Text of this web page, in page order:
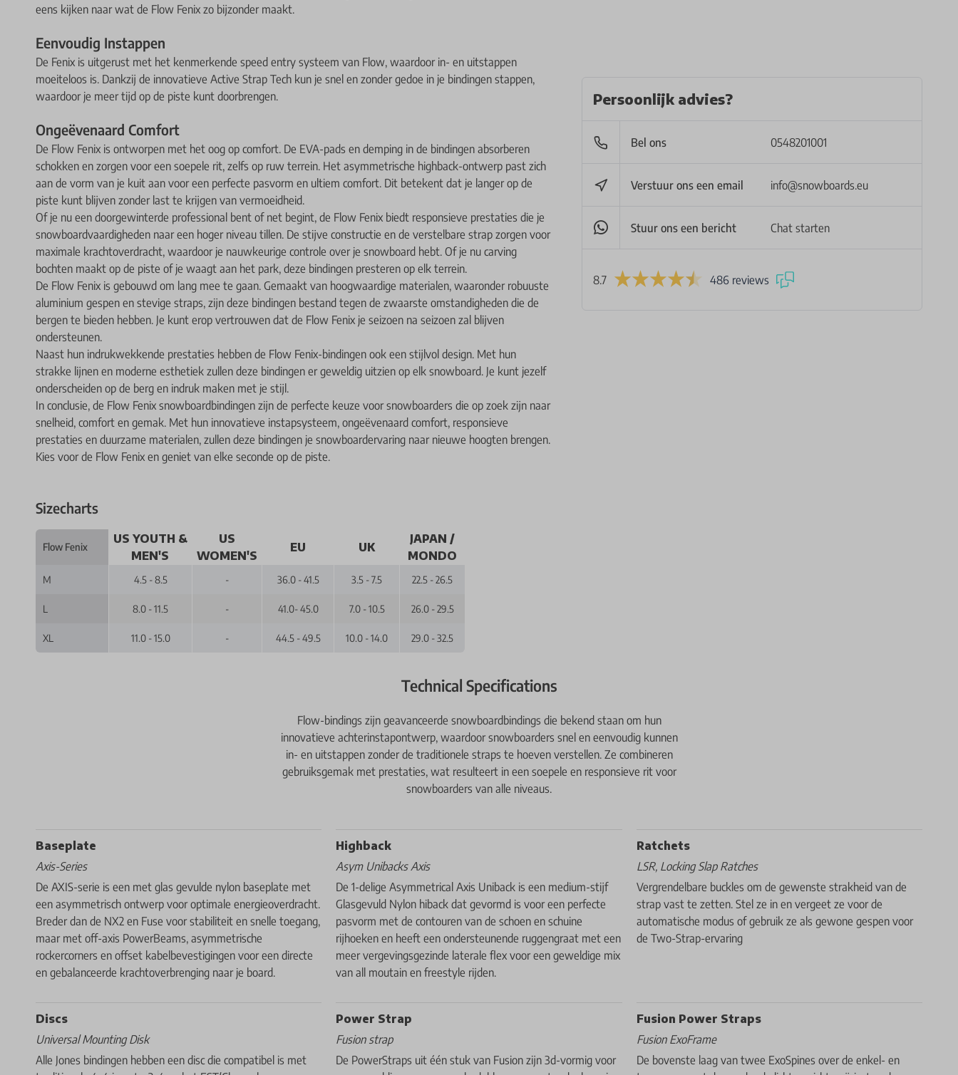
eens kijken naar wat de Flow Fenix zo bijzonder maakt.
Eenvoudig Instappen
De Fenix is uitgerust met het kenmerkende speed entry systeem van Flow, waardoor in- en uitstappen
moeiteloos is. Dankzij de innovatieve Active Strap Tech kun je snel en zonder gedoe in je bindingen stappen,
waardoor je meer tijd op de piste kunt doorbrengen.
Ongeëvenaard Comfort
De Flow Fenix is ontworpen met het oog op comfort. De EVA-pads en demping in de bindingen absorberen
schokken en zorgen voor een soepele rit, zelfs op ruw terrein. Het asymmetrische highback-ontwerp past zich
aan de vorm van je kuit aan voor een perfecte pasvorm en ultiem comfort. Dit betekent dat je langer op de
piste kunt blijven zonder last te krijgen van vermoeidheid.
Of je nu een doorgewinterde professional bent of net begint, de Flow Fenix biedt responsieve prestaties die je
snowboardvaardigheden naar een hoger niveau tillen. De stijve constructie en de verstelbare strap zorgen voor
maximale krachtoverdracht, waardoor je nauwkeurige controle over je snowboard hebt. Of je nu carving
bochten maakt op de piste of je waagt aan het park, deze bindingen presteren op elk terrein.
De Flow Fenix is gebouwd om lang mee te gaan. Gemaakt van hoogwaardige materialen, waaronder robuuste
aluminium gespen en stevige straps, zijn deze bindingen bestand tegen de zwaarste omstandigheden die de
bergen te bieden hebben. Je kunt erop vertrouwen dat de Flow Fenix je seizoen na seizoen zal blijven
ondersteunen.
Naast hun indrukwekkende prestaties hebben de Flow Fenix-bindingen ook een stijlvol design. Met hun
strakke lijnen en moderne esthetiek zullen deze bindingen er geweldig uitzien op elk snowboard. Je kunt jezelf
onderscheiden op de berg en indruk maken met je stijl.
In conclusie, de Flow Fenix snowboardbindingen zijn de perfecte keuze voor snowboarders die op zoek zijn naar
snelheid, comfort en gemak. Met hun innovatieve instapsysteem, ongeëvenaard comfort, responsieve
prestaties en duurzame materialen, zullen deze bindingen je snowboardervaring naar nieuwe hoogten brengen.
Kies voor de Flow Fenix en geniet van elke seconde op de piste.
Sizecharts
Flow Fenix
US YOUTH &
MEN'S
US
WOMEN'S
EU UK
JAPAN /
MONDO
M 4.5 - 8.5 - 36.0 - 41.5 3.5 - 7.5 22.5 - 26.5
L 8.0 - 11.5 - 41.0- 45.0 7.0 - 10.5 26.0 - 29.5
XL 11.0 - 15.0 - 44.5 - 49.5 10.0 - 14.0 29.0 - 32.5
Persoonlijk advies?
Bel ons 0548201001
Verstuur ons een email info@snowboards.eu
Stuur ons een bericht Chat starten
8.7 486 reviews
Technical Specifications
Flow-bindings zijn geavanceerde snowboardbindings die bekend staan om hun
innovatieve achterinstapontwerp, waardoor snowboarders snel en eenvoudig kunnen
in- en uitstappen zonder de traditionele straps te hoeven verstellen. Ze combineren
gebruiksgemak met prestaties, wat resulteert in een soepele en responsieve rit voor
snowboarders van alle niveaus.
Baseplate
Axis-Series
De AXIS-serie is een met glas gevulde nylon baseplate met
een asymmetrisch ontwerp voor optimale energieoverdracht.
Breder dan de NX2 en Fuse voor stabiliteit en snelle toegang,
maar met off-axis PowerBeams, asymmetrische
rockercorners en offset kabelbevestigingen voor een directe
en gebalanceerde krachtoverbrenging naar je board.
Highback
Asym Unibacks Axis
De 1-delige Asymmetrical Axis Uniback is een medium-stijf
Glasgevuld Nylon hiback dat gevormd is voor een perfecte
pasvorm met de contouren van de schoen en schuine
rijhoeken en heeft een ondersteunende ruggengraat met een
meer vergevingsgezinde laterale flex voor een geweldige mix
van all moutain en freestyle rijden.
Ratchets
LSR, Locking Slap Ratches
Vergrendelbare buckles om de gewenste strakheid van de
strap vast te zetten. Stel ze in en vergeet ze voor de
automatische modus of gebruik ze als gewone gespen voor
de Two-Strap-ervaring
Discs
Universal Mounting Disk
Alle Jones bindingen hebben een disc die compatibel is met
Power Strap
Fusion strap
De PowerStraps uit één stuk van Fusion zijn 3d-vormig voor
Fusion Power Straps
Fusion ExoFrame
De bovenste laag van twee ExoSpines over de enkel- en